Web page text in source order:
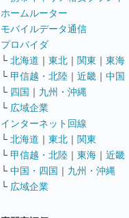
ホームルーター
モバイルデータ通信
プロバイダ
└ 北海道 ｜ 東北 ｜ 関東 ｜ 東海
└ 甲信越・北陸 ｜ 近畿 ｜ 中国
└ 四国 ｜ 九州・沖縄
└ 広域企業
インターネット回線
└ 北海道 ｜ 東北 ｜ 関東
└ 甲信越・北陸 ｜ 東海 ｜ 近畿
└ 中国・四国 ｜ 九州・沖縄
└ 広域企業